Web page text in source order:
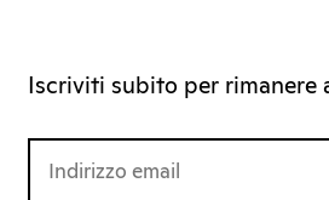
Iscriviti subito per